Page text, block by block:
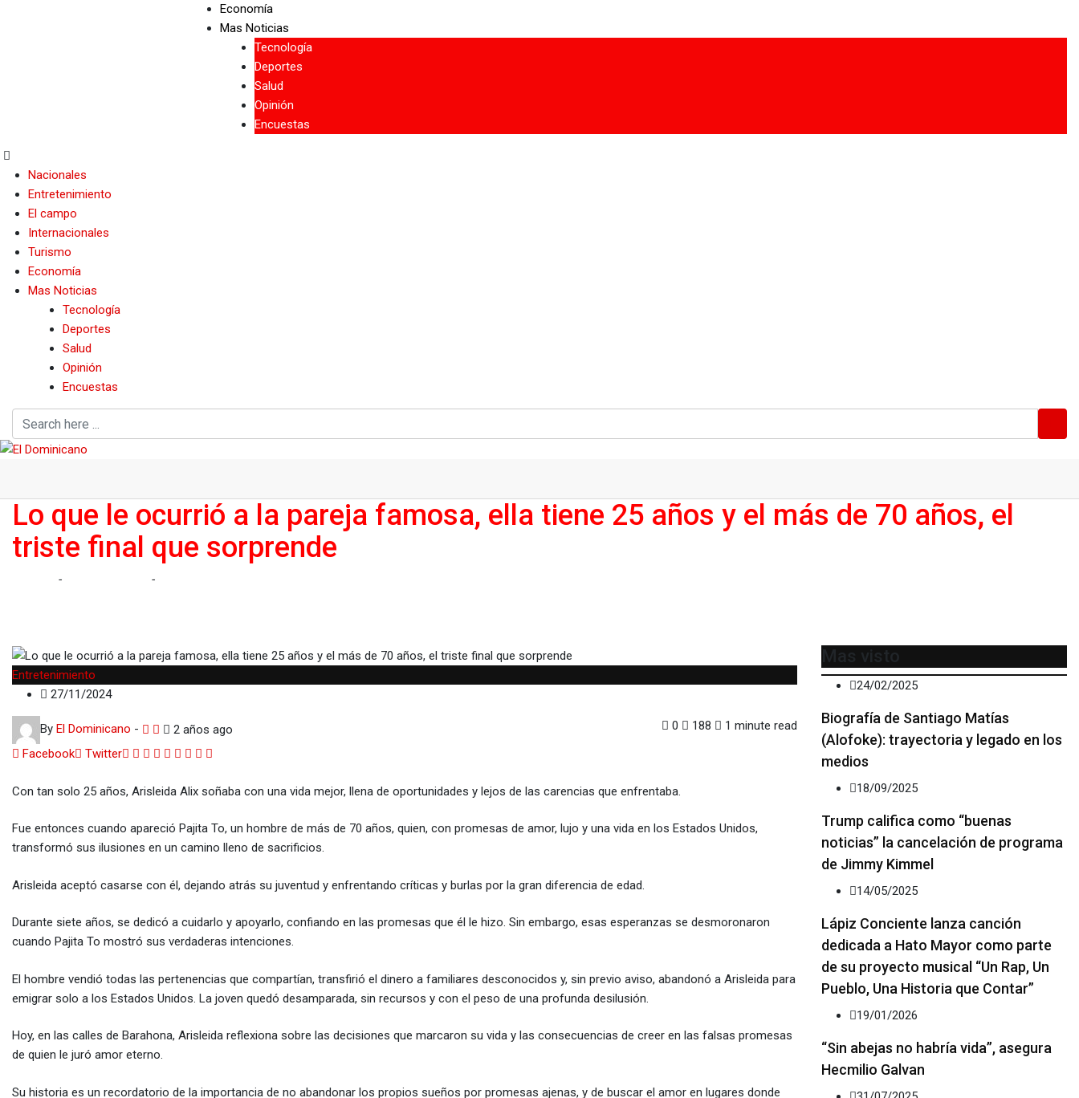
Economía
Mas Noticias
Tecnología
Deportes
Salud
Opinión
Encuestas
Nacionales
Entretenimiento
El campo
Internacionales
Turismo
Economía
Mas Noticias
Tecnología
Deportes
Salud
Opinión
Encuestas
Lo que le ocurrió a la pareja famosa, ella tiene 25 años y el más de 70 años, el
triste final que sorprende
- -
Entretenimiento
27/11/2024
By El Dominicano - 2 años ago 0 188
1 minute read
Facebook
Twitter Google+
LinkedIn
Whatsapp
StumbleUpon
Tumblr
Pinterest
Reddit
Share
Email
Con tan solo 25 años, Arisleida Alix soñaba con una vida mejor, llena de oportunidades y lejos de las carencias que enfrentaba.
Fue entonces cuando apareció Pajita To, un hombre de más de 70 años, quien, con promesas de amor, lujo y una vida en los Estados Unidos,
transformó sus ilusiones en un camino lleno de sacrificios.
Arisleida aceptó casarse con él, dejando atrás su juventud y enfrentando críticas y burlas por la gran diferencia de edad.
Durante siete años, se dedicó a cuidarlo y apoyarlo, confiando en las promesas que él le hizo. Sin embargo, esas esperanzas se desmoronaron
cuando Pajita To mostró sus verdaderas intenciones.
El hombre vendió todas las pertenencias que compartían, transfirió el dinero a familiares desconocidos y, sin previo aviso, abandonó a Arisleida para
emigrar solo a los Estados Unidos. La joven quedó desamparada, sin recursos y con el peso de una profunda desilusión.
Hoy, en las calles de Barahona, Arisleida reflexiona sobre las decisiones que marcaron su vida y las consecuencias de creer en las falsas promesas
de quien le juró amor eterno.
Su historia es un recordatorio de la importancia de no abandonar los propios sueños por promesas ajenas, y de buscar el amor en lugares donde
Mas visto
24/02/2025
Biografía de Santiago Matías
(Alofoke): trayectoria y legado en los
medios
18/09/2025
Trump califica como “buenas
noticias” la cancelación de programa
de Jimmy Kimmel
14/05/2025
Lápiz Conciente lanza canción
dedicada a Hato Mayor como parte
de su proyecto musical “Un Rap, Un
Pueblo, Una Historia que Contar”
19/01/2026
“Sin abejas no habría vida”, asegura
Hecmilio Galvan